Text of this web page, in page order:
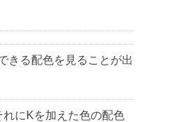
きる配色を見ることが出
れにKを加えた色の配色